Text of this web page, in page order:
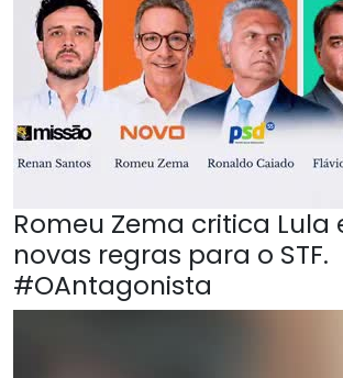
Romeu Zema critica Lula
novas regras para o STF.
#OAntagonista